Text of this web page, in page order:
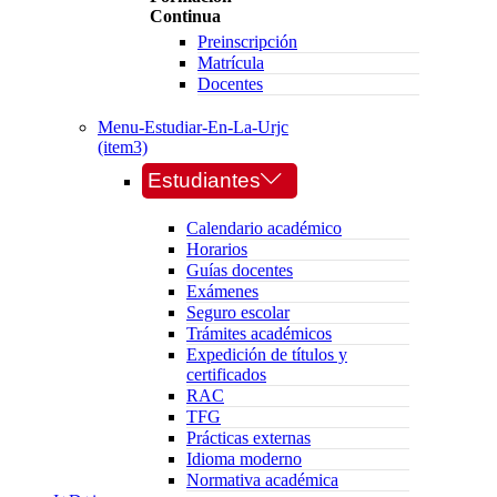
Continua
Preinscripción
Matrícula
Docentes
Menu-Estudiar-En-La-Urjc
(item3)
Estudiantes
Calendario académico
Horarios
Guías docentes
Exámenes
Seguro escolar
Trámites académicos
Expedición de títulos y
certificados
RAC
TFG
Prácticas externas
Idioma moderno
Normativa académica